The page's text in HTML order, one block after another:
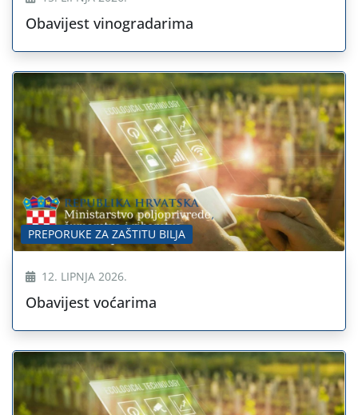
Obavijest vinogradarima
PREPORUKE ZA ZAŠTITU BILJA
12. LIPNJA 2026.
Obavijest voćarima